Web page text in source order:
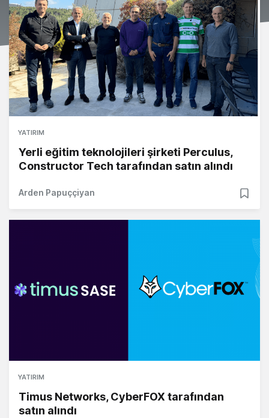
YATIRIM
Yerli eğitim teknolojileri şirketi Perculus,
Constructor Tech tarafından satın alındı
Arden Papuççiyan
YATIRIM
Timus Networks, CyberFOX tarafından
satın alındı